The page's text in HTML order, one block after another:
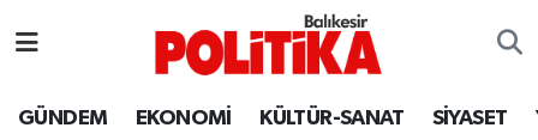
GÜNDEM EKONOMİ KÜLTÜR-SANAT SİYASET